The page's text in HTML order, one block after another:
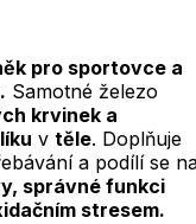
pro sportovce a
Samotné železo
krvinek a
v těle. Doplňuje
a podílí se
správné funkci
stresem.